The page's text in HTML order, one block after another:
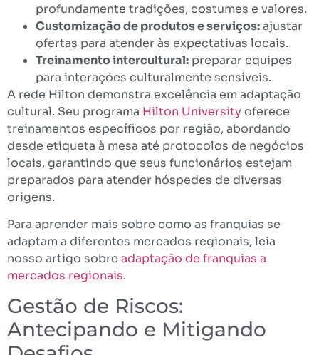
profundamente tradições, costumes e valores.
Customização de produtos e serviços:ajustar
ofertas para atender às expectativas locais.
Treinamento intercultural: preparar equipes
para interações culturalmente sensíveis.
A rede Hilton demonstra excelência em adaptação
cultural. Seu programa Hilton University oferece
treinamentos específicos por região, abordando
desde etiqueta à mesa até protocolos de negócios
locais, garantindo que seus funcionários estejam
preparados para atender hóspedes de diversas
origens.
Para aprender mais sobre como as franquias se
adaptam a diferentes mercados regionais, leia
nosso artigo sobre adaptação de franquias a
mercados regionais.
Gestão de Riscos:
Antecipando e Mitigando